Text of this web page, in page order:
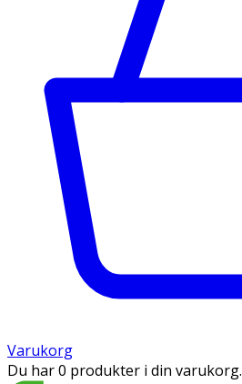
Varukorg
Du har 0 produkter i din varukorg.